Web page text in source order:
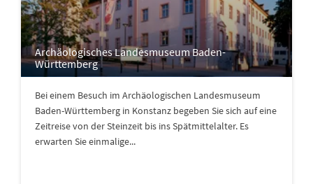
Archäologisches Landesmuseum Baden-
Württemberg
Bei einem Besuch im Archäologischen Landesmuseum
Baden-Württemberg in Konstanz begeben Sie sich auf eine
Zeitreise von der Steinzeit bis ins Spätmittelalter. Es
erwarten Sie einmalige...